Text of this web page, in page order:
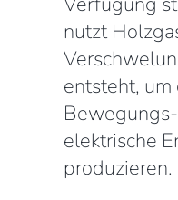
nutzt
entsteht, um
elektrische
produzieren.